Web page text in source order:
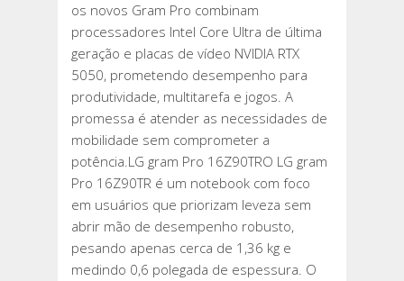
os novos Gram Pro combinam
processadores Intel Core Ultra de última
geração e placas de vídeo NVIDIA RTX
5050, prometendo desempenho para
produtividade, multitarefa e jogos. A
promessa é atender as necessidades de
mobilidade sem comprometer a
potência.LG gram Pro 16Z90TRO LG gram
Pro 16Z90TR é um notebook com foco
em usuários que priorizam leveza sem
abrir mão de desempenho robusto,
pesando apenas cerca de 1,36 kg e
medindo 0,6 polegada de espessura. O